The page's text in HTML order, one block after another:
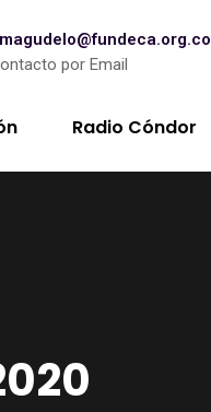
por Email
Radio Cóndor